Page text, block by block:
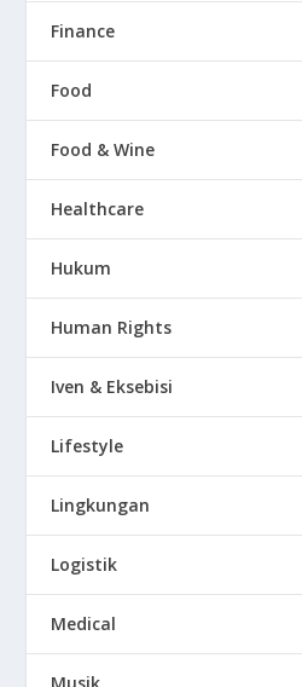
Finance
Food
Food & Wine
Healthcare
Hukum
Human Rights
Iven & Eksebisi
Lifestyle
Lingkungan
Logistik
Medical